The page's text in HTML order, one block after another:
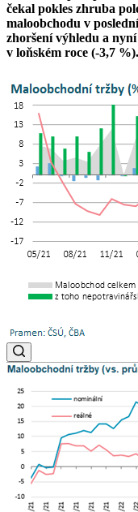
čekal pokles zhruba
maloobchodu v
zhoršení výhledu a
v loňském roce (-3,7 %).